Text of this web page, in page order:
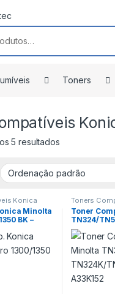
Toners
5 resultados
Konica
Minolta
BK –
Toners
Minolta
Toner
TN324/
TN324K/
33K152